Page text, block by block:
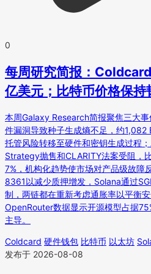
0
每周研究简报：
亿美元；比特币价格保持
本周Galaxy Research简报聚焦三大
件漏洞导致种子生成熵不足，约
托管风险转移至硬件和密钥生成过程
Strategy抛售和CLARITY法案受阻，
7%，机构化趋势使市场对产品级故障
8361以减少质押增发，Solana通过
制，两链都在重新考虑通胀率以平衡
OpenRouter数据显示开源模型占据
主导。
Coldcard 硬件钱包 比特币 以太坊
发布于 2026-08-08